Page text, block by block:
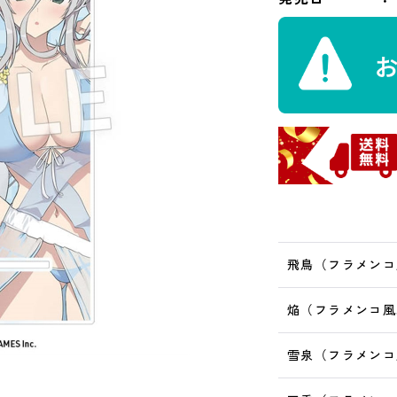
飛鳥（フラメン
焔（フラメンコ
雪泉（フラメン